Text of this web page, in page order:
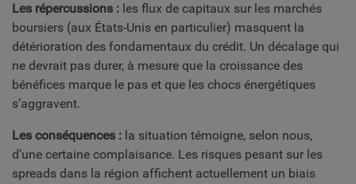
Les répercussions : les flux de capitaux sur les marchés
boursiers (aux États-Unis en particulier) masquent la
détérioration des fondamentaux du crédit. Un décalage qui
ne devrait pas durer, à mesure que la croissance des
bénéfices marque le pas et que les chocs énergétiques
s’aggravent.
Les conséquences : la situation témoigne, selon nous,
d’une certaine complaisance. Les risques pesant sur les
spreads dans la région affichent actuellement un biais